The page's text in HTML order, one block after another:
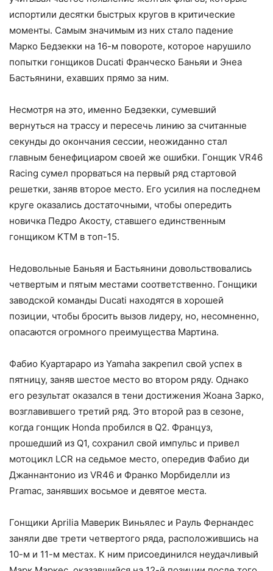
испортили десятки быстрых кругов в критические
моменты. Самым значимым из них стало падение
Марко Бедзекки на 16-м повороте, которое нарушило
попытки гонщиков Ducati Франческо Баньяи и Энеа
Бастьянини, ехавших прямо за ним.
Несмотря на это, именно Бедзекки, сумевший
вернуться на трассу и пересечь линию за считанные
секунды до окончания сессии, неожиданно стал
главным бенефициаром своей же ошибки. Гонщик VR46
Racing сумел прорваться на первый ряд стартовой
решетки, заняв второе место. Его усилия на последнем
круге оказались достаточными, чтобы опередить
новичка Педро Акосту, ставшего единственным
гонщиком KTM в топ-15.
Недовольные Баньяя и Бастьянини довольствовались
четвертым и пятым местами соответственно. Гонщики
заводской команды Ducati находятся в хорошей
позиции, чтобы бросить вызов лидеру, но, несомненно,
опасаются огромного преимущества Мартина.
Фабио Куартараро из Yamaha закрепил свой успех в
пятницу, заняв шестое место во втором ряду. Однако
его результат оказался в тени достижения Жоана Зарко,
возглавившего третий ряд. Это второй раз в сезоне,
когда гонщик Honda пробился в Q2. Француз,
прошедший из Q1, сохранил свой импульс и привел
мотоцикл LCR на седьмое место, опередив Фабио ди
Джаннантонио из VR46 и Франко Морбиделли из
Pramac, занявших восьмое и девятое места.
Гонщики Aprilia Маверик Виньялес и Рауль Фернандес
заняли две трети четвертого ряда, расположившись на
10-м и 11-м местах. К ним присоединился неудачливый